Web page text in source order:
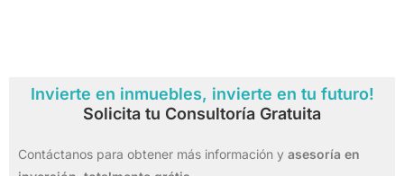
Invierte en inmuebles, invierte en tu futuro!
Solicita tu Consultoría Gratuita
Contáctanos para obtener más información y asesoría en